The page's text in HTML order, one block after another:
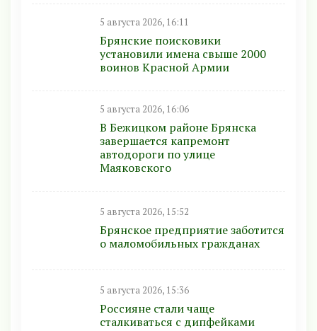
5 августа 2026, 16:11
Брянские поисковики
установили имена свыше 2000
воинов Красной Армии
5 августа 2026, 16:06
В Бежицком районе Брянска
завершается капремонт
автодороги по улице
Маяковского
5 августа 2026, 15:52
Брянское предприятие заботится
о маломобильных гражданах
5 августа 2026, 15:36
Россияне стали чаще
сталкиваться с дипфейками